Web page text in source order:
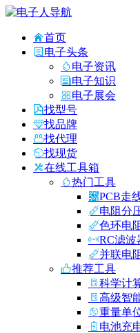
首页
电子头条
电子资讯
电子知识
电子展会
找型号
找品牌
找代理
找现货
在线工具箱
热门工具
PCB走
电阻分
色环电
RC滤波
并联电
推荐工具
科学计
高级智
重量单
电池充